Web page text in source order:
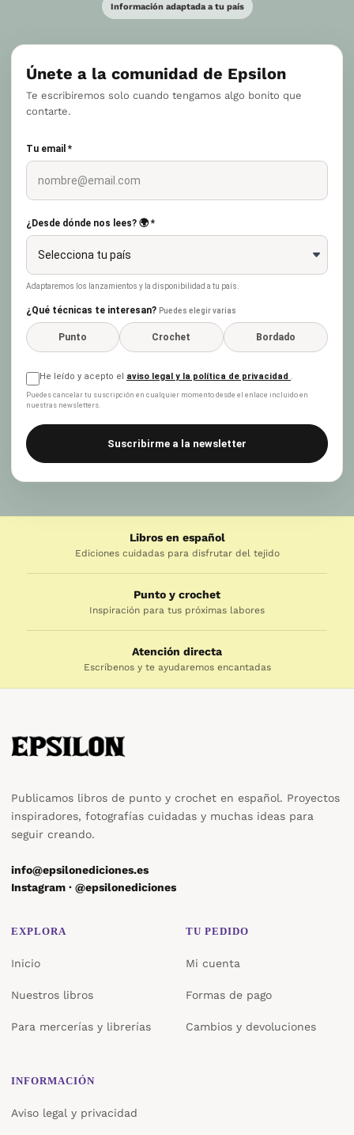
Información adaptada a tu país
Únete a la comunidad de Epsilon
Te escribiremos solo cuando tengamos algo bonito que
contarte.
Tu email *
¿Desde dónde nos lees? 🌍 *
Adaptaremos los lanzamientos y la disponibilidad a tu país.
¿Qué técnicas te interesan? Puedes elegir varias
Punto Crochet Bordado
He leído y acepto el aviso legal y la política de privacidad .
Puedes cancelar tu suscripción en cualquier momento desde el enlace incluido en
nuestras newsletters.
Suscribirme a la newsletter
Libros en español
Ediciones cuidadas para disfrutar del tejido
Punto y crochet
Inspiración para tus próximas labores
Atención directa
Escríbenos y te ayudaremos encantadas
Publicamos libros de punto y crochet en español. Proyectos
inspiradores, fotografías cuidadas y muchas ideas para
seguir creando.
info@epsilonediciones.es
Instagram · @epsilonediciones
EXPLORA
Inicio
Nuestros libros
Para mercerías y librerías
TU PEDIDO
Mi cuenta
Formas de pago
Cambios y devoluciones
INFORMACIÓN
Aviso legal y privacidad